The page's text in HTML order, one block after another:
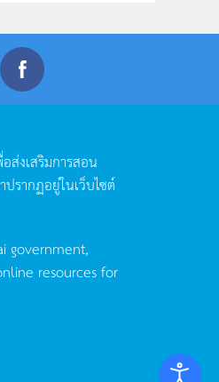
อส่งเสริมการสอน
รากฏอยู่ในเว็บไซต์
government,
resources for